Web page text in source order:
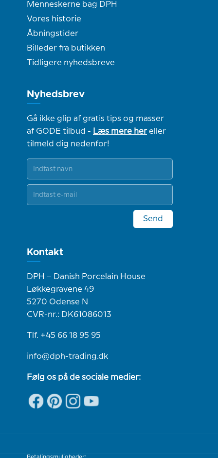
Menneskerne bag DPH
Vores historie
Åbningstider
Billeder fra butikken
Tidligere nyhedsbreve
Nyhedsbrev
Gå ikke glip af gratis tips og masser
af GODE tilbud - Læs mere hereller
tilmeld dig nedenfor!
Send
Kontakt
DPH – Danish Porcelain House
Løkkegravene 49
5270 Odense N
CVR-nr.: DK61086013
Tlf. +45 66 18 95 95
info@dph-trading.dk
Følg os på de sociale medier: